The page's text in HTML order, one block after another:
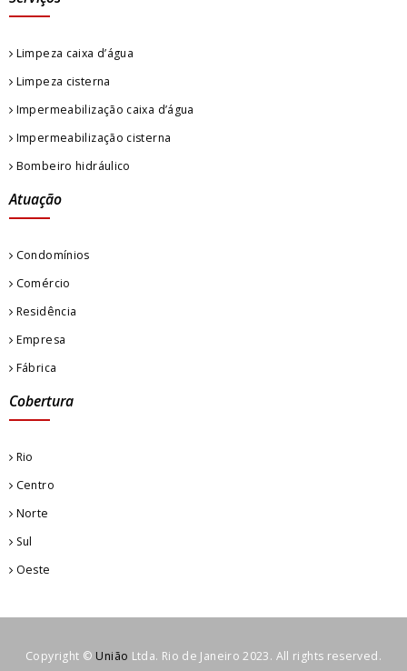
Limpeza caixa d’água
Limpeza cisterna
Impermeabilização caixa d’água
Impermeabilização cisterna
Bombeiro hidráulico
Atuação
Condomínios
Comércio
Residência
Empresa
Fábrica
Cobertura
Rio
Centro
Norte
Sul
Oeste
Copyright © União Ltda. Rio de Janeiro 2023. All rights reserved.